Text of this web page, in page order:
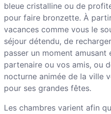
bleue cristalline ou de
pour faire bronzette. À
vacances comme vous le
séjour détendu, de
passer un moment
partenaire ou vos amis, ou
nocturne animée de la ville
pour ses grandes fêtes.
Les chambres varient afin